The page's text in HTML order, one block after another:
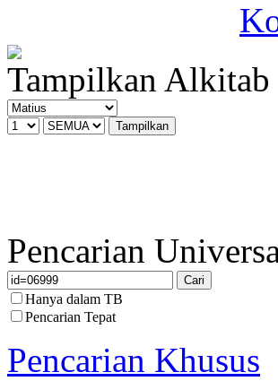
Tampilkan Alkitab
Pencarian
Hanya dalam TB
Pencarian Tepat
Pencarian Khusus